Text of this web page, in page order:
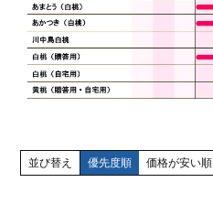
並び替え 優先度順 価格が安い順